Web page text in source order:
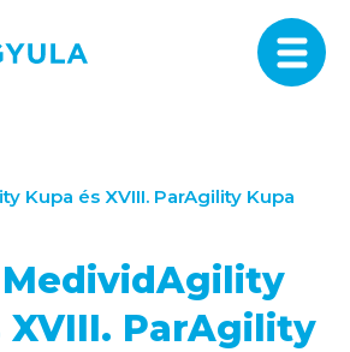
Kupa és XVIII. ParAgility Kupa
MedividAgility
XVIII. ParAgility